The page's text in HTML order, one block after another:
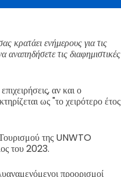
κρατάει ενήμερους για τις
τις διαφημιστικές
αν και ο
ως "το χειρότερο έτος
της UNWTO
του 2023.
προορισμοί